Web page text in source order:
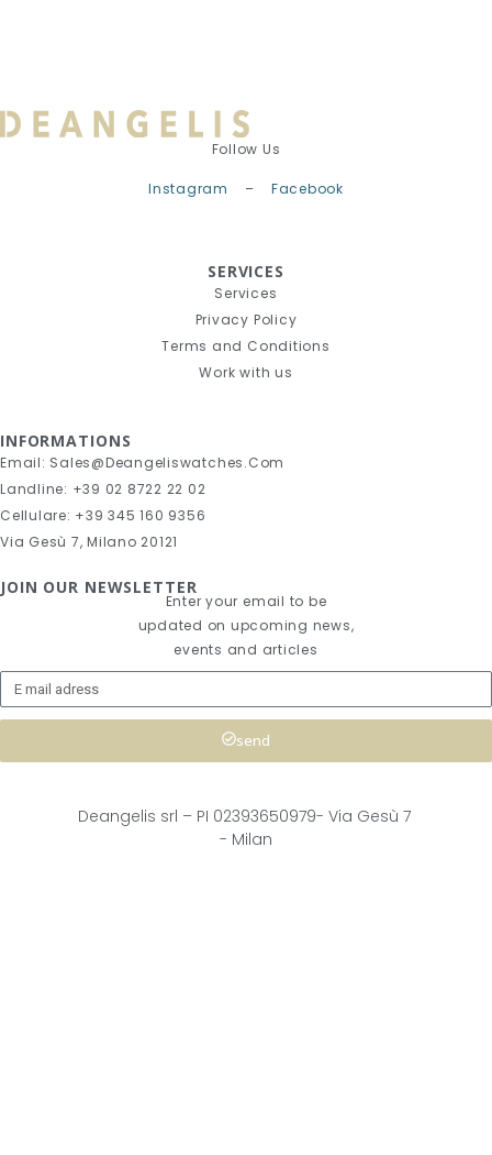
Follow Us
Instagram – Facebook
SERVICES
Services
Privacy Policy
Terms and Conditions
Work with us
INFORMATIONS
Email: Sales@deangeliswatches.com
Landline: +39 02 8722 22 02
Cellulare: +39 345 160 9356
Via Gesù 7, Milano 20121
JOIN OUR NEWSLETTER
Enter your email to be
updated on upcoming news,
events and articles
send
Deangelis srl – PI 02393650979- Via Gesù 7
- Milan